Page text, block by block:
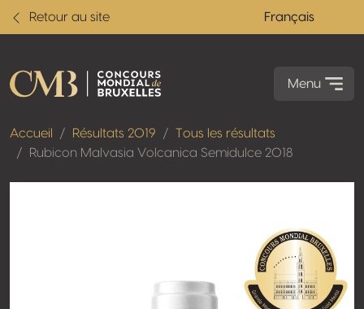
Retour au site Français
Menu
Accueil Résultats 2019
Tous les résultats
Rubicon Malvasia Volcanica Semidulce 2018